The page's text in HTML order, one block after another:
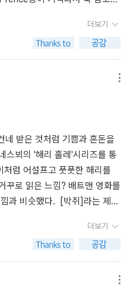
세우며 애버리진들을 변방으
종족으로 차별 당해왔다. 소
단서이며 연쇄 살인범이 탄생
의 전해져 내려오는 전설에는
있었고, 그 나무를 따먹은 여
란에 의해 죽음을 알게 되고, 이
는 것이다. 에덴 동산의 사과
을 알게 된 버룩부른의 후손들
눈물을 흘리게 되었고 이후
이 있다. “테라 눌리우스라고
오스트레일리아에 건너와서 경
애버리진들이 감자밭에서 반
속들이 알았어요. 어디 가면
롭게 먹고 살았죠. 그런데 한
인들이 이곳을 임자 없는 땅이
예요. 그리고 테라 눌리우스
더보기
네 받은 것처럼 기쁨과 혼돈을
스뵈의 '해리 홀레'시리즈를 통
럼 어설프고 풋풋한 해리를
꾸로 읽은 느낌? 배트맨 영화를
과 비슷했다. [박쥐]라는 제목
이 날짐승은 '드라큐라' 탓에
있는 '동물농장'덕분에 관심있
어떤 면을 염두에 두고 작가
나는 책을 통해 제목의 의미
더보기